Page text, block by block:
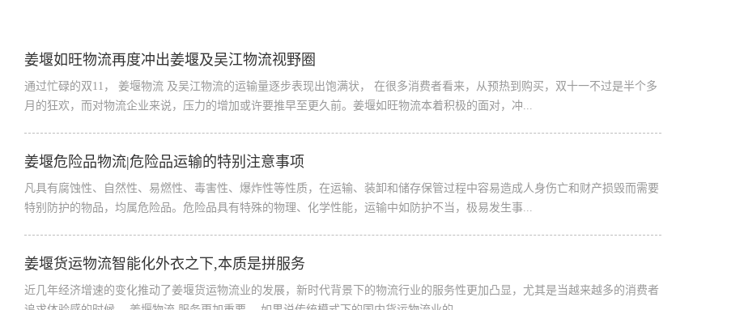
姜堰如旺物流再度冲出姜堰及吴江物流视野圈
通过忙碌的双11， 姜堰物流 及吴江物流的运输量逐步表现出饱满状， 在很多消费者看来，从预热到购买，双十一不过是半个多
月的狂欢，而对物流企业来说，压力的增加或许要推早至更久前。姜堰如旺物流本着积极的面对，冲...
姜堰危险品物流|危险品运输的特别注意事项
凡具有腐蚀性、自然性、易燃性、毒害性、爆炸性等性质，在运输、装卸和储存保管过程中容易造成人身伤亡和财产损毁而需要
特别防护的物品，均属危险品。危险品具有特殊的物理、化学性能，运输中如防护不当，极易发生事...
姜堰货运物流智能化外衣之下,本质是拼服务
近几年经济增速的变化推动了姜堰货运物流业的发展，新时代背景下的物流行业的服务性更加凸显，尤其是当越来越多的消费者